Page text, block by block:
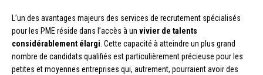
L’un des avantages majeurs des services de recrutement spécialisés
pour les PME réside dans l’accès à un vivier de talents
considérablement élargi . Cette capacité à atteindre un plus grand
nombre de candidats qualifiés est particulièrement précieuse pour les
petites et moyennes entreprises qui, autrement, pourraient avoir des